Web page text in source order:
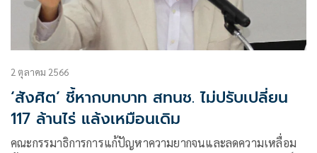
2 ตุลาคม 2566
‘สังศิต’ ชี้หากบทบาท สทนช. ไม่ปรับเปลี่ยน
117 ล้านไร่ แล้งเหมือนเดิม
คณะกรรมาธิการการแก้ปัญหาความยากจนและลดความเหลื่อม